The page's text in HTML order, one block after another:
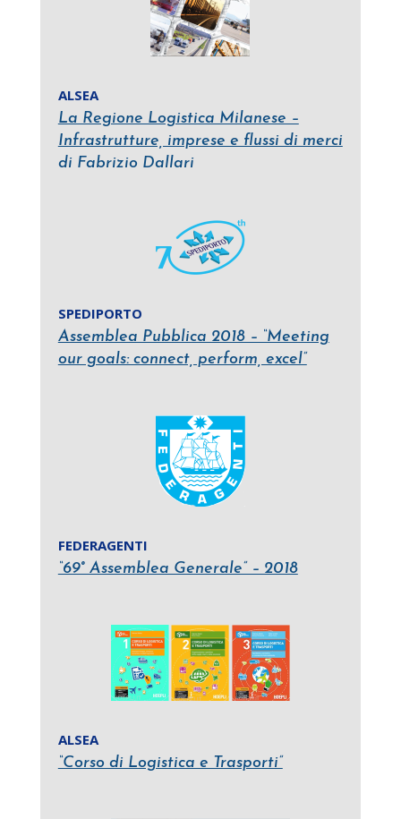
ALSEA
La Regione Logistica Milanese –
Infrastrutture, imprese e flussi di merci
di Fabrizio Dallari
SPEDIPORTO
Assemblea Pubblica 2018 – “Meeting
our goals: connect, perform, excel”
FEDERAGENTI
“69° Assemblea Generale” – 2018
ALSEA
“Corso di Logistica e Trasporti”